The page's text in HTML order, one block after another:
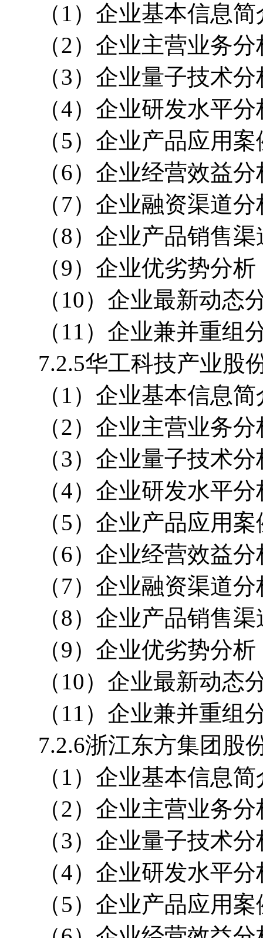
（1）企业基本信息简
（2）企业主营业务分
（3）企业量子技术分
（4）企业研发水平分
（5）企业产品应用案
（6）企业经营效益分
（7）企业融资渠道分
（8）企业产品销售渠
（9）企业优劣势分析
（10）企业最新动态
（11）企业兼并重组
7.2.5华工科技产业股
（1）企业基本信息简
（2）企业主营业务分
（3）企业量子技术分
（4）企业研发水平分
（5）企业产品应用案
（6）企业经营效益分
（7）企业融资渠道分
（8）企业产品销售渠
（9）企业优劣势分析
（10）企业最新动态
（11）企业兼并重组
7.2.6浙江东方集团股
（1）企业基本信息简
（2）企业主营业务分
（3）企业量子技术分
（4）企业研发水平分
（5）企业产品应用案